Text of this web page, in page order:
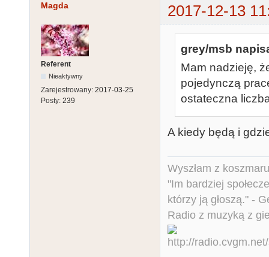
Magda 2017-12-13
Referent
Nieaktywny
Zarejestrowany: 2017-03-25
Posty: 239
grey/msb
Mam nadzieję,
pojedynczą
ostateczna
A kiedy będą i
Wyszłam z
"Im bardziej
którzy ją głoszą." -
Radio z muzyką z